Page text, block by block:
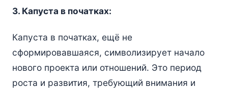
3. Капуста в початках:
Капуста в початках, ещё не
сформировавшаяся, символизирует начало
нового проекта или отношений. Это период
роста и развития, требующий внимания и